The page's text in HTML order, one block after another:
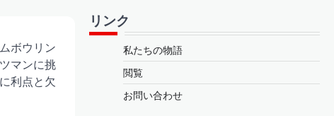
ボウリン
マンに挑
利点と欠
リンク
私たちの物語
閲覧
お問い合わせ